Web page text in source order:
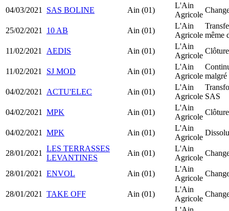
04/03/2021 SAS BOLINE Ain (01)
L'Ain
Agricole
25/02/2021 10 AB Ain (01)
L'Ain
Agricole même
11/02/2021
AEDIS Ain (01)
L'Ain
Agricole
11/02/2021 SJ MOD Ain (01)
L'Ain
Agricole malgré
04/02/2021
ACTU'ELEC Ain (01)
L'Ain
Agricole SAS
04/02/2021
MPK Ain (01)
L'Ain
Agricole
04/02/2021 MPK Ain (01)
L'Ain
Agricole
28/01/2021
LES TERRASSES
LEVANTINES
Ain (01)
L'Ain
Agricole
28/01/2021 ENVOL Ain (01)
L'Ain
Agricole
28/01/2021 TAKE OFF Ain (01)
L'Ain
Agricole